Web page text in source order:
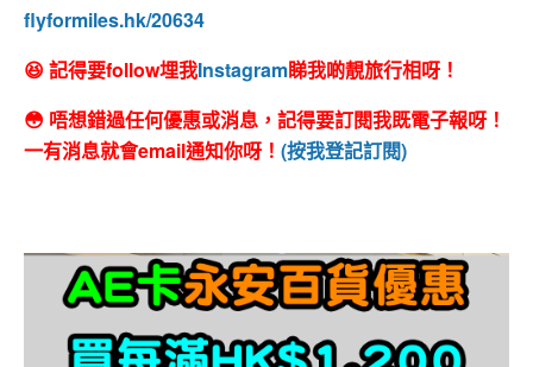
flyformiles.hk/20634
😆 記得要follow埋我Instagram睇我啲靚旅行相呀！
😳 唔想錯過任何優惠或消息，記得要訂閱我既電子報呀！
一有消息就會email通知你呀！ (按我登記訂閱)